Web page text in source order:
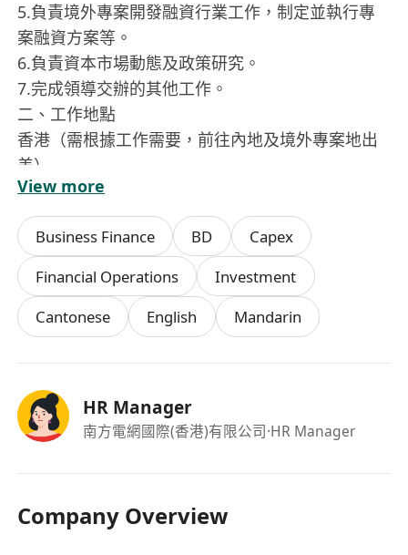
5.負責境外專案開發融資行業工作，制定並執行專
案融資方案等。
6.負責資本市場動態及政策研究。
7.完成領導交辦的其他工作。
二、工作地點
香港（需根據工作需要，前往內地及境外專案地出
差）
三、資格條件
（一）基本條件
1.可合法於中國香港特別行政區受雇的社會人士
（無需公司協助辦理或續簽在港工作簽證）。
2.認可和遵循中國南方電網有限責任公司企業文
化。
3.遵紀守法，品行端正，誠信廉潔，團結合作，作
識。
4.無存在夫妻關係、直系血親關係、三代以內旁系
血親、近姻親關係的親屬在南網國際（香港）公司
投融资部资本运作岗（2-4人）
View more
Business Finance BD
Capex
Financial Operations
Investment
Cantonese
English Mandarin
HR Manager
南方電網國際(香港)有限公司·HR Manager
Company Overview